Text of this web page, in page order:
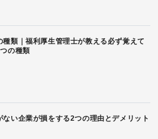
種類｜福利厚生管理士が教える必ず覚えて
の種類
ない企業が損をする2つの理由とデメリット